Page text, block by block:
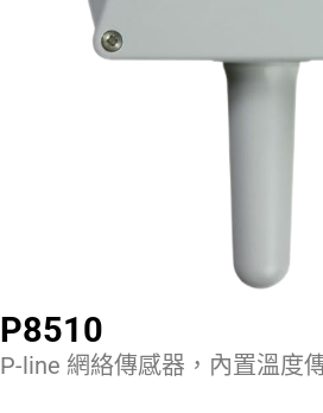
P8510
P-line 網絡傳感器，內置溫度